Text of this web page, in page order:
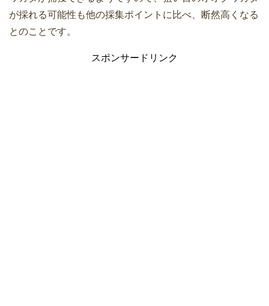
が採れる可能性も他の採集ポイントに比べ、断然高くなる
とのことです。
スポンサードリンク